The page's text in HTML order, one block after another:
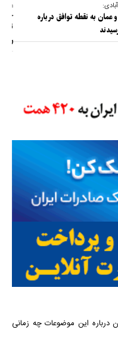
عمان به نقطه توافق درباره
عضو
را
این موضوعات چه زمانی